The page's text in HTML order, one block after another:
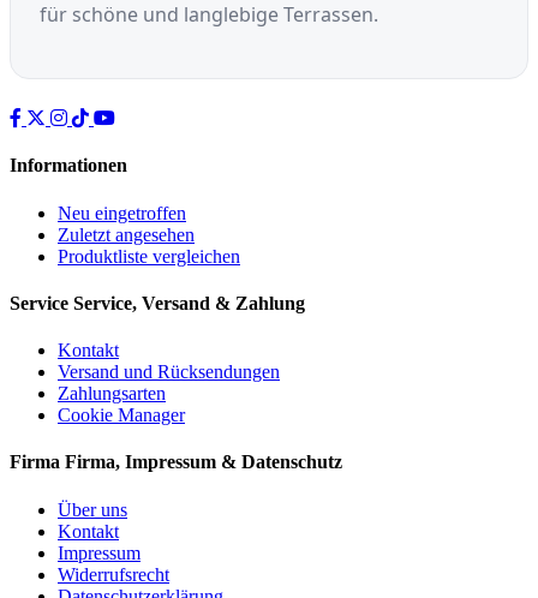
für schöne und langlebige Terrassen.
Informationen
Neu eingetroffen
Zuletzt angesehen
Produktliste vergleichen
Service Service, Versand & Zahlung
Kontakt
Versand und Rücksendungen
Zahlungsarten
Cookie Manager
Firma Firma, Impressum & Datenschutz
Über uns
Kontakt
Impressum
Widerrufsrecht